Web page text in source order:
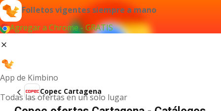
Folletos vigentes siempre a mano
Agregar a Chrome - GRATIS
App de Kimbino
Todas las ofertas en un solo lugar
Copec Cartagena